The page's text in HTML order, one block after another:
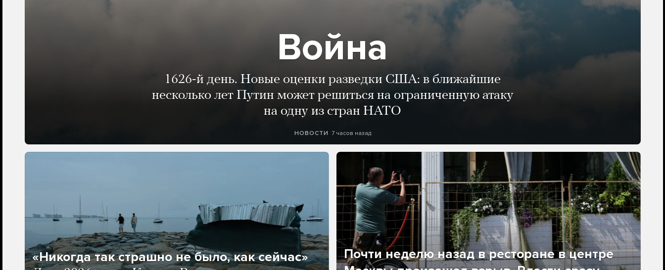
Война
1626-й день. Новые оценки разведки США: в ближайшие
несколько лет Путин может решиться на ограниченную атаку
на одну из стран НАТО
НОВОСТИ 7 часов назад
«Никогда так страшно не было, как сейчас»
Почти неделю назад в ресторане в центре